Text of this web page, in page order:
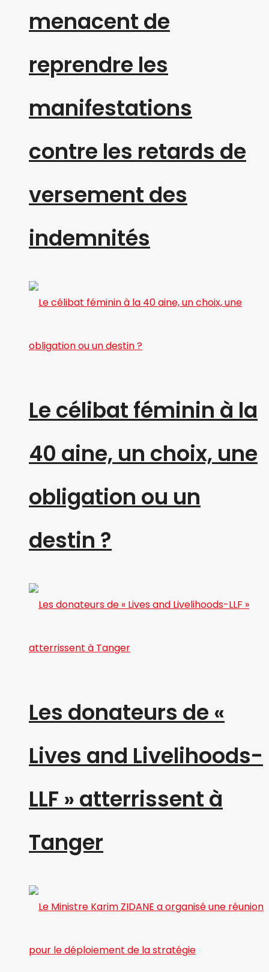
menacent de
reprendre les
manifestations
contre les retards de
versement des
indemnités
Le célibat féminin à la
40 aine, un choix, une
obligation ou un
destin ?
Les donateurs de «
Lives and Livelihoods-
LLF » atterrissent à
Tanger